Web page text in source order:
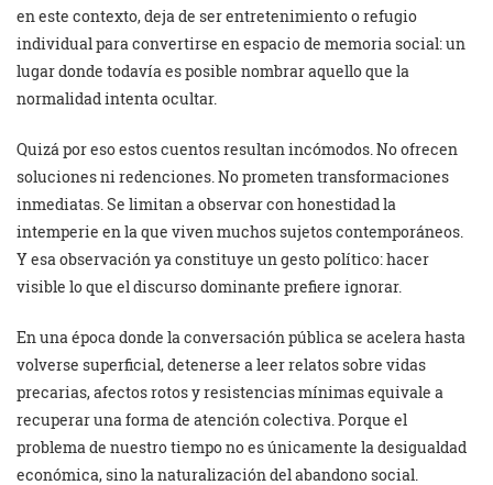
en este contexto, deja de ser entretenimiento o refugio
individual para convertirse en espacio de memoria social: un
lugar donde todavía es posible nombrar aquello que la
normalidad intenta ocultar.
Quizá por eso estos cuentos resultan incómodos. No ofrecen
soluciones ni redenciones. No prometen transformaciones
inmediatas. Se limitan a observar con honestidad la
intemperie en la que viven muchos sujetos contemporáneos.
Y esa observación ya constituye un gesto político: hacer
visible lo que el discurso dominante prefiere ignorar.
En una época donde la conversación pública se acelera hasta
volverse superficial, detenerse a leer relatos sobre vidas
precarias, afectos rotos y resistencias mínimas equivale a
recuperar una forma de atención colectiva. Porque el
problema de nuestro tiempo no es únicamente la desigualdad
económica, sino la naturalización del abandono social.